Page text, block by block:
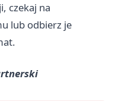
czekaj na
lub odbierz je